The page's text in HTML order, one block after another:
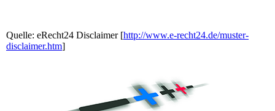
Quelle: eRecht24 Disclaimer [http://www.e-recht24.de/muster-
disclaimer.htm]